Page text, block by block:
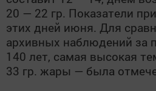
20 — 22 гр. Показатели
этих дней июня. Для
архивных наблюдений за
140 лет, самая высокая
33 гр. жары — была